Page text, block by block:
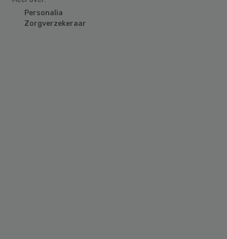
Personalia
Zorgverzekeraar